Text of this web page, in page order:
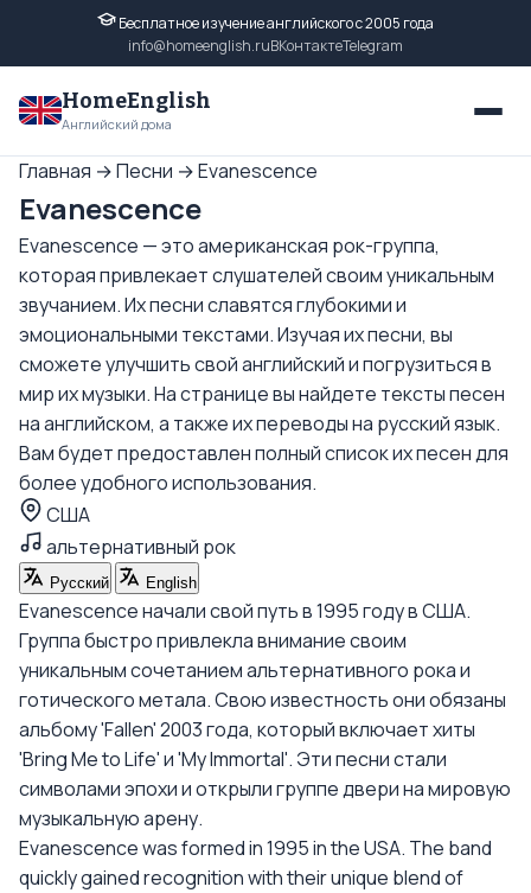
Бесплатное изучение английского с 2005 года
info@homeenglish.ruВКонтактеTelegram
HomeEnglish
Английский дома
Главная →Песни →Evanescence
Evanescence
Evanescence — это американская рок-группа,
которая привлекает слушателей своим уникальным
звучанием. Их песни славятся глубокими и
эмоциональными текстами. Изучая их песни, вы
сможете улучшить свой английский и погрузиться в
мир их музыки. На странице вы найдете тексты песен
на английском, а также их переводы на русский язык.
Вам будет предоставлен полный список их песен для
более удобного использования.
США
альтернативный рок
Русский English
Evanescence начали свой путь в 1995 году в США.
Группа быстро привлекла внимание своим
уникальным сочетанием альтернативного рока и
готического метала. Свою известность они обязаны
альбому 'Fallen' 2003 года, который включает хиты
'Bring Me to Life' и 'My Immortal'. Эти песни стали
символами эпохи и открыли группе двери на мировую
музыкальную арену.
Evanescence was formed in 1995 in the USA. The band
quickly gained recognition with their unique blend of